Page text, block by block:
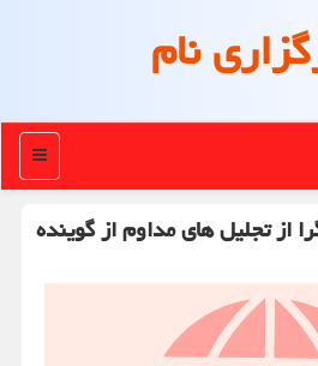
نام
منو
از تجلیل های مداوم از گوینده